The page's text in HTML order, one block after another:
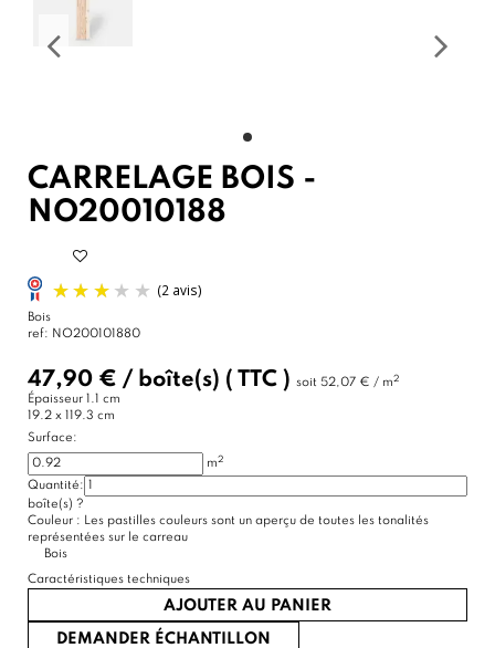
CARRELAGE BOIS -
NO20010188
Bois
ref: NO200101880
47,90 € / boîte(s) ( TTC ) soit 52,07 € / m2
Épaisseur 1.1 cm
19.2 x 119.3 cm
Surface:
m2
Quantité:
boîte(s) ?
Couleur : Les pastilles couleurs sont un aperçu de toutes les tonalités
représentées sur le carreau
Bois
Caractéristiques techniques
AJOUTER AU PANIER
DEMANDER ÉCHANTILLON